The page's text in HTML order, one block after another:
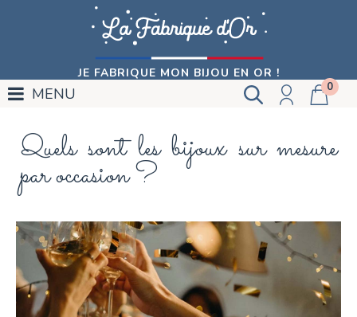
JE FABRIQUE MON BIJOU EN OR !
0
MENU
Quels sont les bijoux sur mesure
par occasion ?